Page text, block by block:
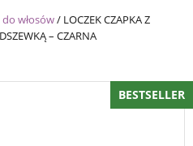
włosów/ LOCZEK CZAPKA Z
– CZARNA
BESTSELLER